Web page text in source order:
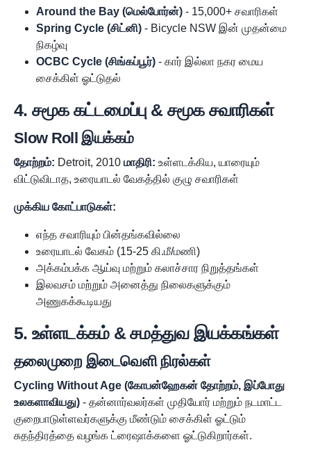
Around the Bay (மெல்போர்ன்) - 15,000+ சவாரிகள்
Spring Cycle (சிட்னி) - Bicycle NSW இன் முதன்மை
நிகழ்வு
OCBC Cycle (சிங்கப்பூர்) - கார் இல்லா நகர மைய
சைக்கிள் ஓட்டுதல்
4. சமூக கட்டமைப்பு & சமூக சவாரிகள்
Slow Roll இயக்கம்
தோற்றம்: Detroit, 2010 மாதிரி: உள்ளடக்கிய, யாரையும்
விட்டுவிடாத, உரையாடல் வேகத்தில் குழு சவாரிகள்
முக்கிய கோட்பாடுகள்:
எந்த சவாரியும் பின்தங்கவில்லை
உரையாடல் வேகம் (15-25 கி.மீ/மணி)
அக்கம்பக்க ஆய்வு மற்றும் கலாச்சார நிறுத்தங்கள்
இலவசம் மற்றும் அனைத்து நிலைகளுக்கும்
அணுகக்கூடியது
5. உள்ளடக்கம் & சமத்துவ இயக்கங்கள்
தலைமுறை இடைவெளி நிரல்கள்
Cycling Without Age (கோபன்ஹேகன் தோற்றம், இப்போது
உலகளாவியது) - தன்னார்வலர்கள் முதியோர் மற்றும் நடமாட்ட
குறைபாடுள்ளவர்களுக்கு மீண்டும் சைக்கிள் ஓட்டும்
சுதந்திரத்தை வழங்க ட்ரைஷாக்களை ஓட்டுகிறார்கள்.